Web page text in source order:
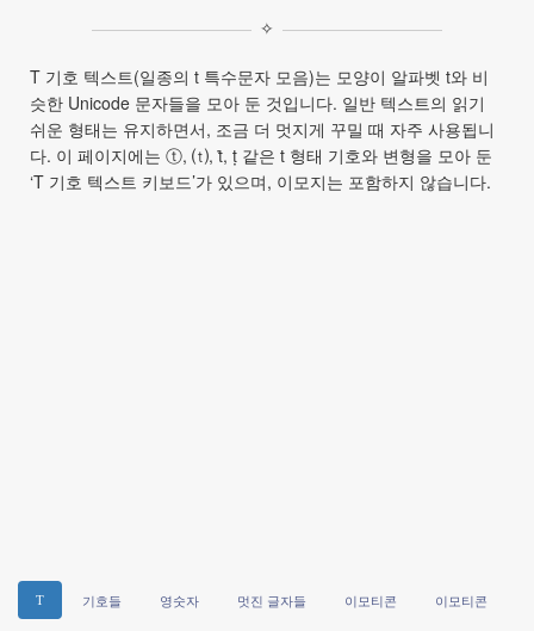
✧
T 기호 텍스트(일종의 t 특수문자 모음)는 모양이 알파벳 t와 비
슷한 Unicode 문자들을 모아 둔 것입니다. 일반 텍스트의 읽기
쉬운 형태는 유지하면서, 조금 더 멋지게 꾸밀 때 자주 사용됩니
다. 이 페이지에는 ⓣ, ⒯, ṫ, ṭ 같은 t 형태 기호와 변형을 모아 둔
‘T 기호 텍스트 키보드’가 있으며, 이모지는 포함하지 않습니다.
T 기호들 영숫자 멋진 글자들 이모티콘 이모티콘